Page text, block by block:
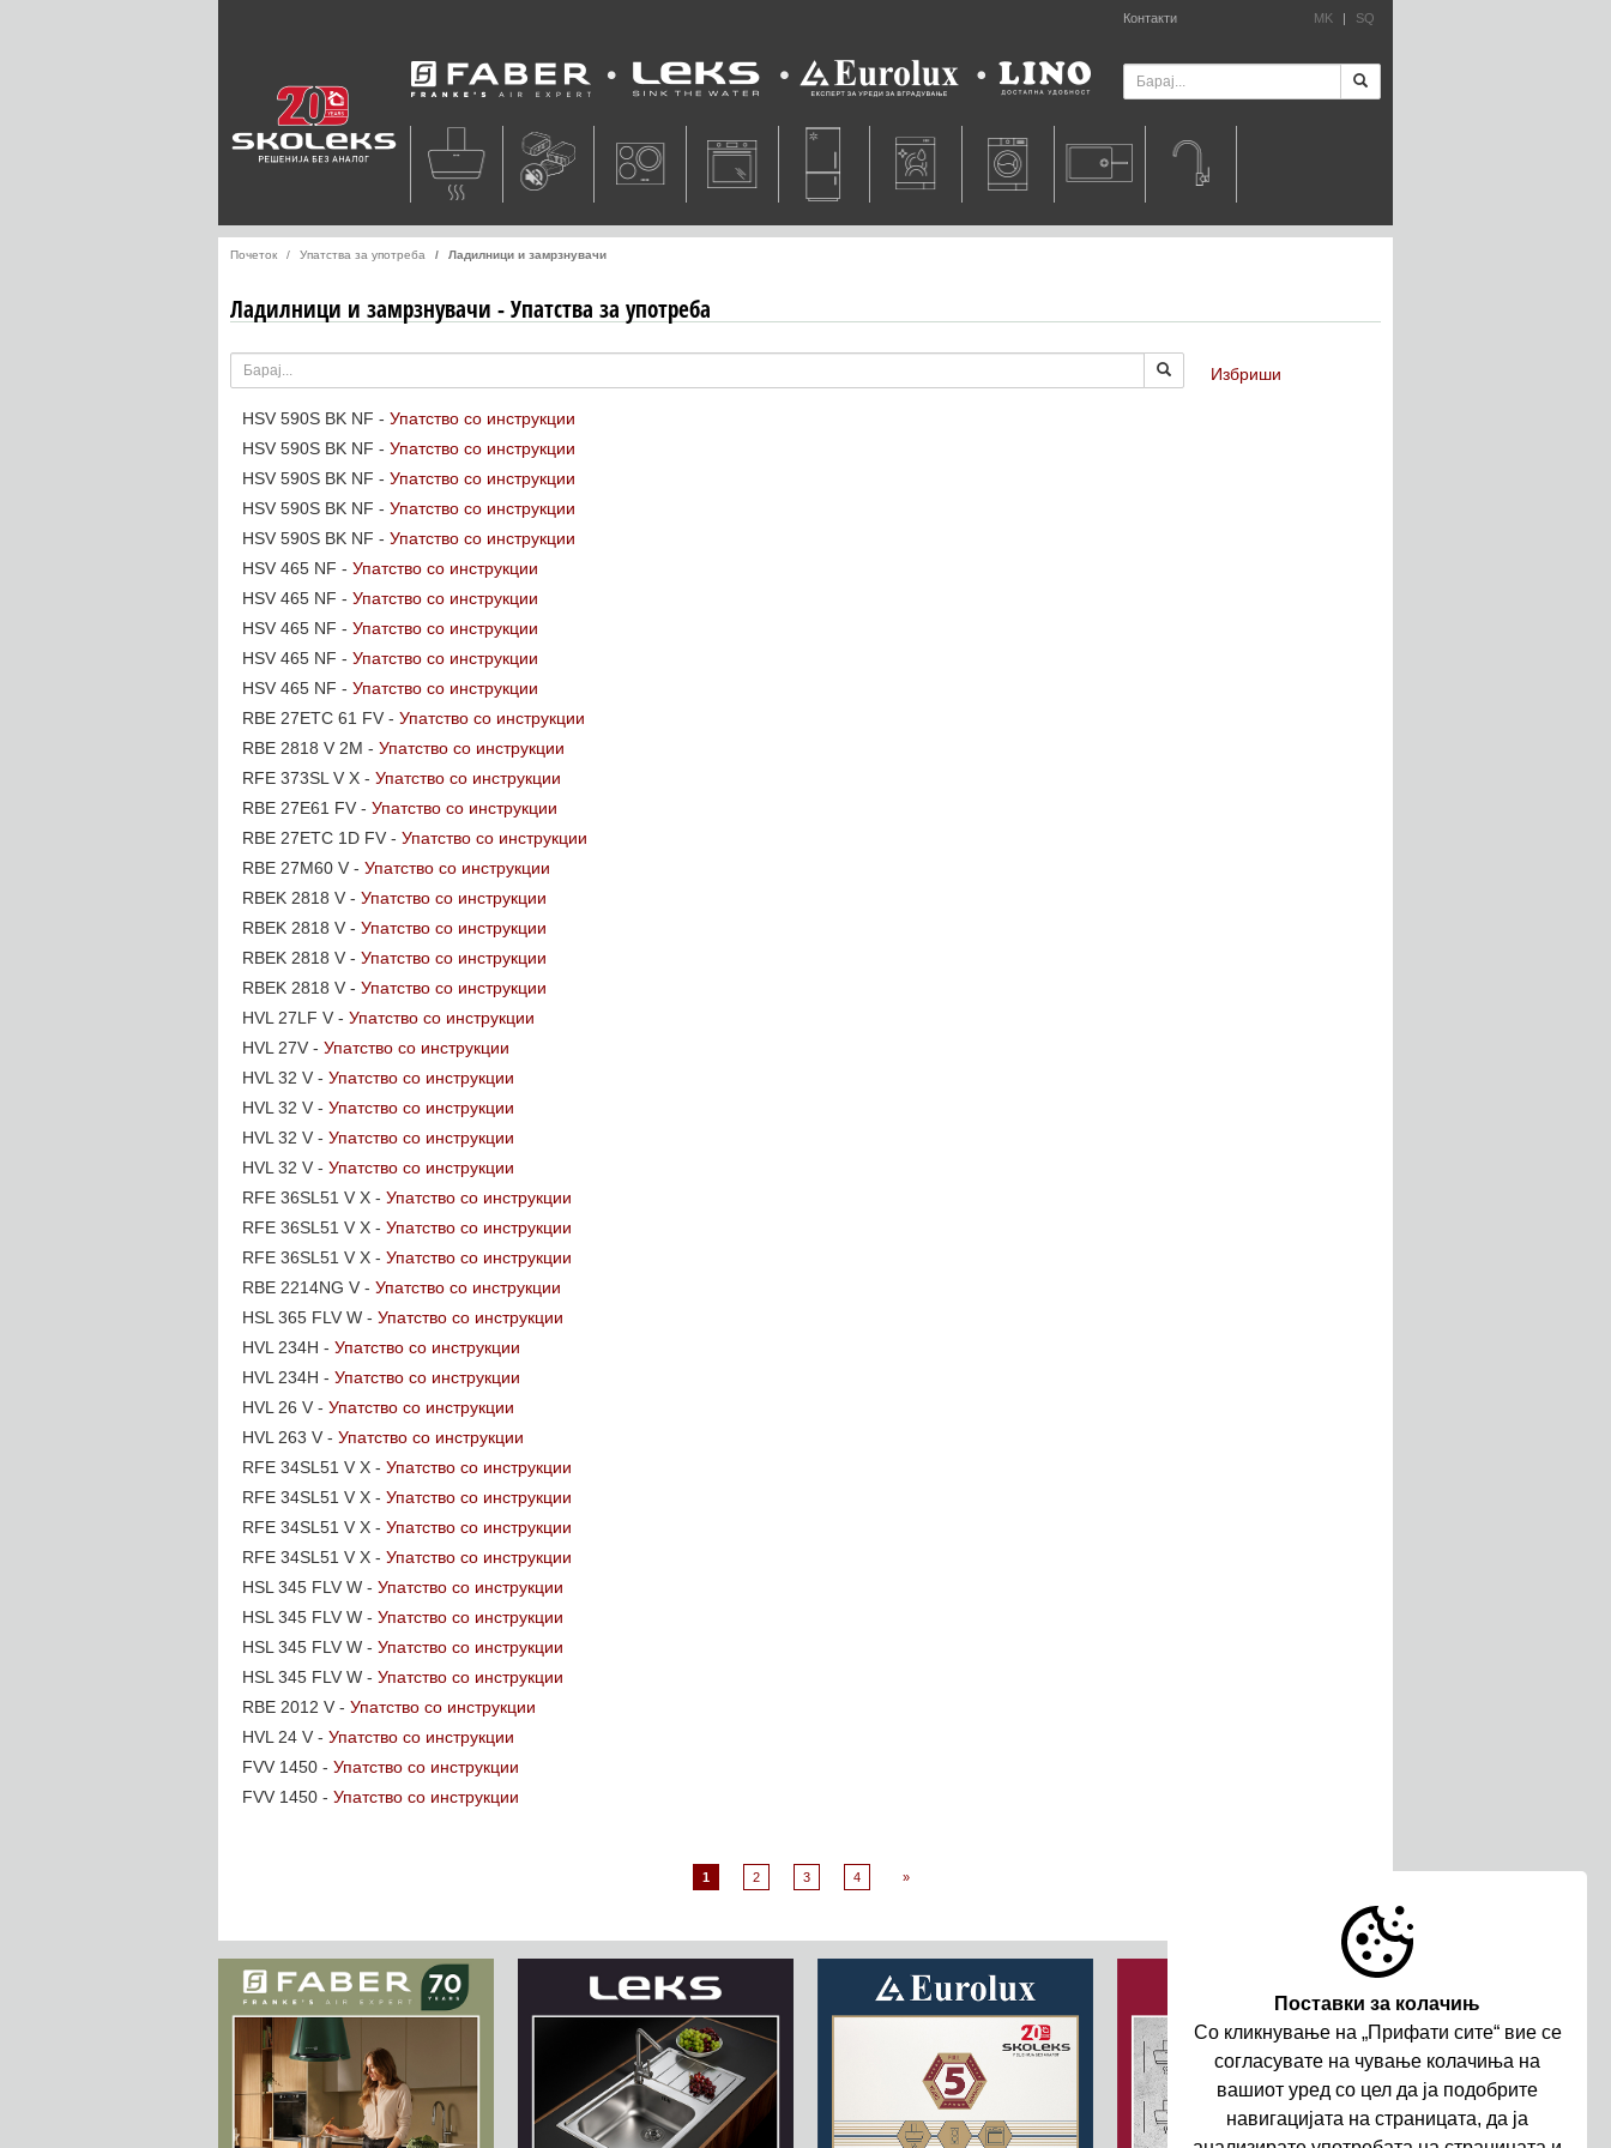
Поставки за колачињ
Со кликнување на „Прифати сите“ вие се
согласувате на чување колачиња на
вашиот уред со цел да ja подобрите
навигациjата на страницата, да ja
Контакти
Faber Leks Eurolux Lino
MK | SQ
Почеток Упатства за употреба Ладилници и замрзнувачи
Ладилници и замрзнувачи - Упатства за употреба
Избриши
HSV 590S BK NF - Упатство со инструкции
HSV 590S BK NF - Упатство со инструкции
HSV 590S BK NF - Упатство со инструкции
HSV 590S BK NF - Упатство со инструкции
HSV 590S BK NF - Упатство со инструкции
HSV 465 NF - Упатство со инструкции
HSV 465 NF - Упатство со инструкции
HSV 465 NF - Упатство со инструкции
HSV 465 NF - Упатство со инструкции
HSV 465 NF - Упатство со инструкции
RBE 27ETC 61 FV - Упатство со инструкции
RBE 2818 V 2M - Упатство со инструкции
RFE 373SL V X - Упатство со инструкции
RBE 27E61 FV - Упатство со инструкции
RBE 27ETC 1D FV - Упатство со инструкции
RBE 27M60 V - Упатство со инструкции
RBEK 2818 V - Упатство со инструкции
RBEK 2818 V - Упатство со инструкции
RBEK 2818 V - Упатство со инструкции
RBEK 2818 V - Упатство со инструкции
HVL 27LF V - Упатство со инструкции
HVL 27V - Упатство со инструкции
HVL 32 V - Упатство со инструкции
HVL 32 V - Упатство со инструкции
HVL 32 V - Упатство со инструкции
HVL 32 V - Упатство со инструкции
RFE 36SL51 V X - Упатство со инструкции
RFE 36SL51 V X - Упатство со инструкции
RFE 36SL51 V X - Упатство со инструкции
RBE 2214NG V - Упатство со инструкции
HSL 365 FLV W - Упатство со инструкции
HVL 234H - Упатство со инструкции
HVL 234H - Упатство со инструкции
HVL 26 V - Упатство со инструкции
HVL 263 V - Упатство со инструкции
RFE 34SL51 V X - Упатство со инструкции
RFE 34SL51 V X - Упатство со инструкции
RFE 34SL51 V X - Упатство со инструкции
RFE 34SL51 V X - Упатство со инструкции
HSL 345 FLV W - Упатство со инструкции
HSL 345 FLV W - Упатство со инструкции
HSL 345 FLV W - Упатство со инструкции
HSL 345 FLV W - Упатство со инструкции
RBE 2012 V - Упатство со инструкции
HVL 24 V - Упатство со инструкции
FVV 1450 - Упатство со инструкции
FVV 1450 - Упатство со инструкции
1 2 3 4 »